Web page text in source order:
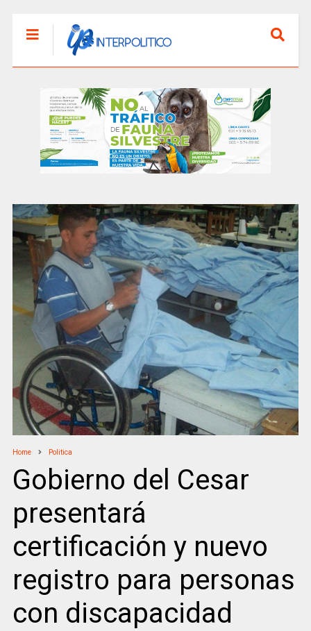
Home Politica
Gobierno del Cesar
presentará
certificación y nuevo
registro para personas
con discapacidad